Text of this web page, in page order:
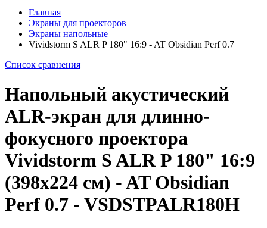
Главная
Экраны для проекторов
Экраны напольные
Vividstorm S ALR P 180" 16:9 - AT Obsidian Perf 0.7
Список сравнения
Напольный акустический
ALR-экран для длинно-
фокусного проектора
Vividstorm S ALR P 180" 16:9
(398x224 см) - AT Obsidian
Perf 0.7 - VSDSTPALR180H